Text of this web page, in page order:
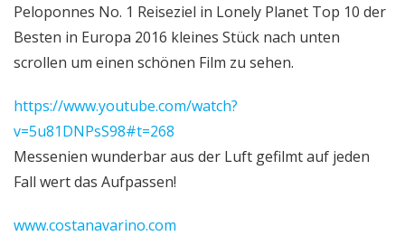
Peloponnes No. 1 Reiseziel in Lonely Planet Top 10 der
Besten in Europa 2016 kleines Stück nach unten
scrollen um einen schönen Film zu sehen.
https://www.youtube.com/watch?
v=5u81DNPsS98#t=268
Messenien wunderbar aus der Luft gefilmt auf jeden
Fall wert das Aufpassen!
www.costanavarino.com